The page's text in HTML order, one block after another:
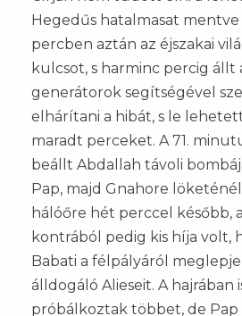
Hegedűs hatalmasat mentve
percben aztán az éjszakai
kulcsot, s harminc percig állt
generátorok segítségével
elhárítani a hibát, s le
maradt perceket. A 71.
beállt Abdallah távoli
Pap, majd Gnahore
hálóőre hét perccel később,
kontrából pedig kis híja volt,
Babati a félpályáról meglepje
álldogáló Alieseit. A hajrában
próbálkoztak többet, de Pap